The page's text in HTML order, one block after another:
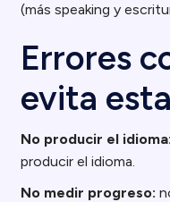
(más speaking y
Errores
evita
No producir el idioma:
producir el idioma.
No medir progreso: